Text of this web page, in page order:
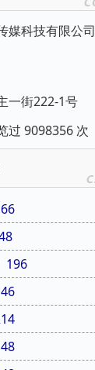
媒科技有限公司
一街222-1号
过 9098356 次
196